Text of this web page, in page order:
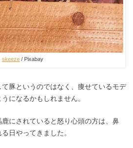
skeeze / Pixabay
豚というのではなく、痩せているモデ
になるかもしれません。
にされていると怒り心頭の方は、鼻
日やってきました。